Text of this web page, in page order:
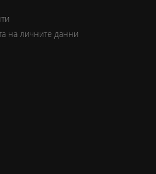
на личните данни